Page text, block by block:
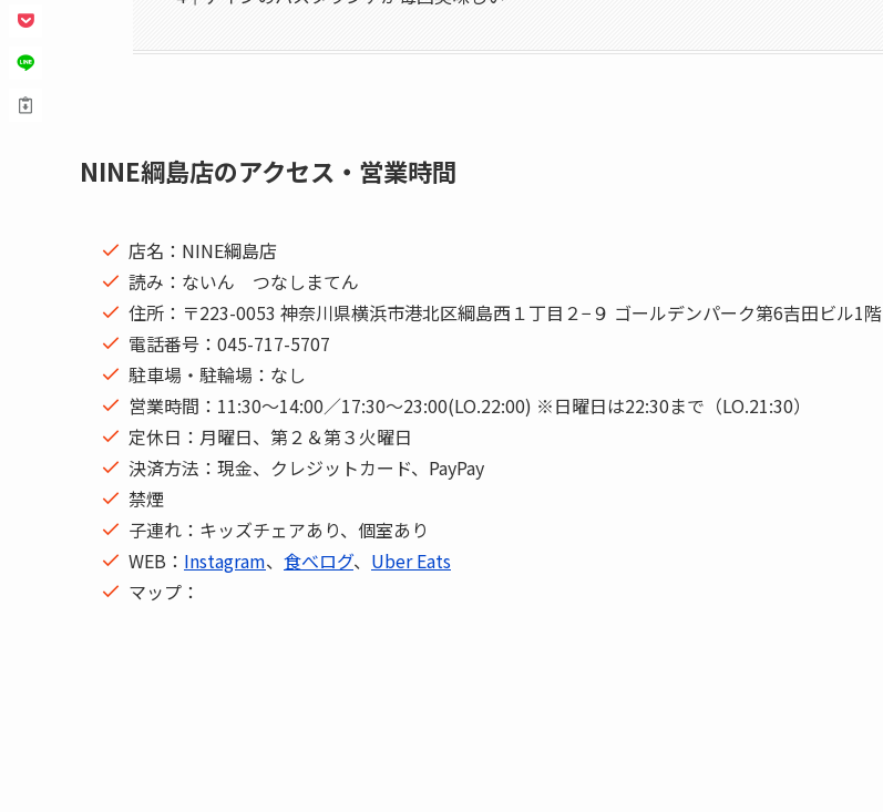
NINE綱島店のアクセス・営業時間
店名：NINE綱島店
読み：ないん つなしまてん
住所：〒223-0053 神奈川県横浜市港北区綱島西１丁目２−９ ゴールデンパーク第6吉田ビル1階
電話番号：045-717-5707
駐車場・駐輪場：なし
営業時間：11:30〜14:00／17:30〜23:00(LO.22:00) ※日曜日は22:30まで（LO.21:30）
定休日：月曜日、第２＆第３火曜日
決済方法：現金、クレジットカード、PayPay
禁煙
子連れ：キッズチェアあり、個室あり
WEB： Instagram、 食べログ、 Uber Eats
マップ：